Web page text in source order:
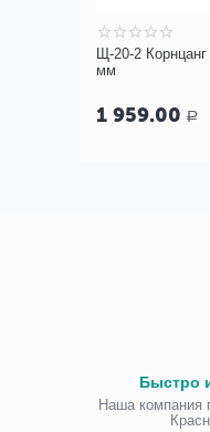
Щ-20-2
мм
1 959.00 Р
Быстро
Наша компания